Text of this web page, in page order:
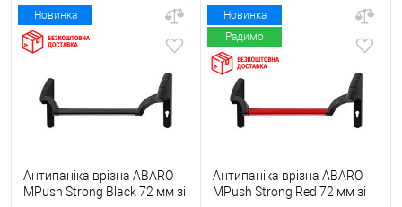
Новинка
Антипаніка врізна ABARO
МPush Strong Black 72 мм зі
Новинка
Радимо
Антипаніка врізна ABARO
МPush Strong Red 72 мм зі